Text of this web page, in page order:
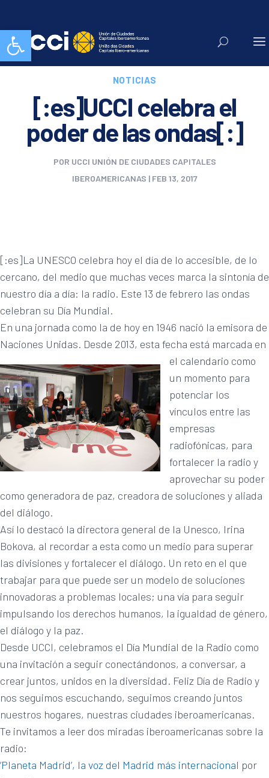
Abrir barra de herramientas
NOTICIAS
[:es]UCCI celebra el
poder de las ondas[:]
POR UCCI UNIÓN DE CIUDADES CAPITALES
IBEROAMERICANAS | FEB 13, 2017
[:es]La UNESCO celebra hoy el día de lo accesible, de lo
cercano, del medio que muchas veces marca la sintonía de
nuestro día a día: la radio. Este 13 de febrero las ondas
celebran su Día Mundial.
En una jornada como la de hoy en 1946 nació la emisora de
Naciones Unidas. Desde 2013, esta fecha está marcada en
el calendario como
un momento para
potenciar los
vínculos entre las
empresas
radiofónicas, para
fortalecer la radio y
aprovechar su poder
como generadora de paz, creadora de soluciones y aliada
del diálogo.
Así lo destacó la directora general de la Unesco, Irina
Bokova, al recordar a esta como un medio para superar
las divisiones y fortalecer el diálogo. Un reto en el que
trabajar para que puede ser un modelo de soluciones
innovadoras a problemas locales; una vía para seguir
impulsando los derechos humanos, la igualdad de género,
el diálogo y la paz.
Desde UCCI, celebramos el Día Mundial de la Radio como
una invitación a seguir conectándonos, a conversar, a
crear juntos, unidos en la diversidad. Feliz Día de Radio y
nos seguimos escuchando, seguimos creando juntos
nuestros hogares, nuestras ciudades iberoamericanas.
Te invitamos a leer dos miradas iberoamericanas sobre la
radio:
‘Planeta Madrid’, la voz del Madrid más internacional por